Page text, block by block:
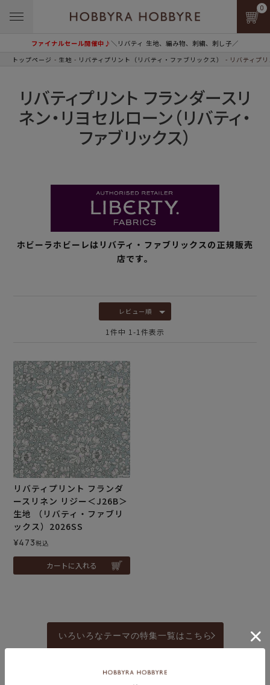
ファイナルセール開催中♪＼リバティ 生地、編み物、刺繍、刺し子／
0
トップページ 生地 リバティプリント（リバティ・ファブリックス） リバティプ
リバティプリント フランダースリ
ネン・リヨセルローン（リバティ・
ファブリックス）
ホビーラホビーレはリバティ・ファブリックスの正規販売
店です。
レビュー順
1 件中 1 -1 件表示
リバティプリント フランダ
ースリネン リジー＜J26B＞
生地 （リバティ・ファブリ
ックス）2026SS
¥473税込
カートに入れる
いろいろなテーマの特集一覧はこちら